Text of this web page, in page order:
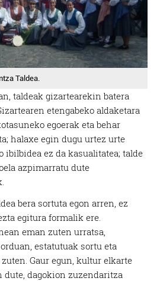
Taldea.
taldeak gizartearekin batera
etengabeko aldaketara
egoerak eta behar
halaxe egin dugu urtez urte
ibilbidea ez da kasualitatea; talde
azpimarratu dute
bera sortuta egon arren, ez
egitura formalik ere.
eman zuten urratsa,
estatutuak sortu eta
Gaur egun, kultur elkarte
dagokion zuzendaritza